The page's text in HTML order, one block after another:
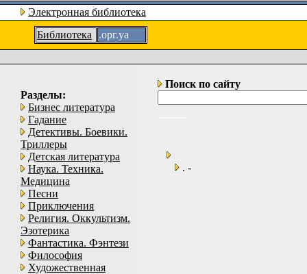
Электронная библиотека
Библиотека
.орг.уа
Разделы:
Бизнес литература
Гадание
Детективы. Боевики.
Триллеры
Детская литература
Наука. Техника.
Медицина
Песни
Приключения
Религия. Оккультизм.
Эзотерика
Фантастика. Фэнтези
Философия
Художественная
Поиск по сайту
. -